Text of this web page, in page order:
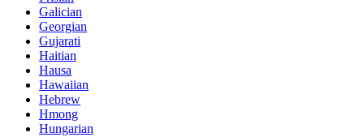
Galician
Georgian
Gujarati
Haitian
Hausa
Hawaiian
Hebrew
Hmong
Hungarian